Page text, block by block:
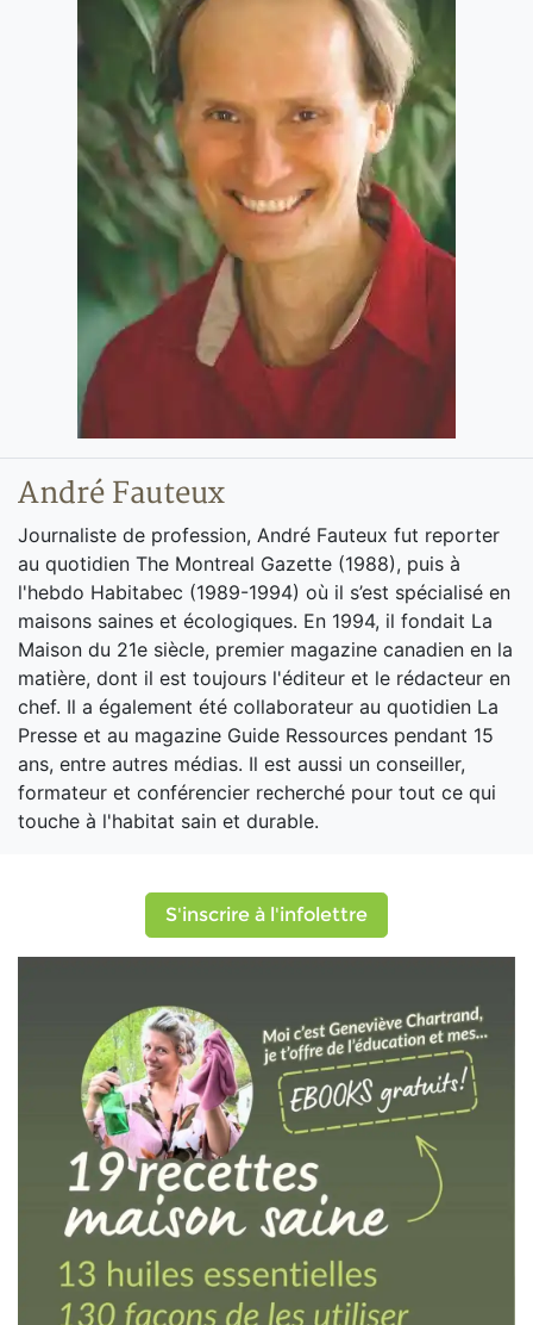
André Fauteux
Journaliste de profession, André Fauteux fut reporter
au quotidien The Montreal Gazette (1988), puis à
l'hebdo Habitabec (1989-1994) où il s’est spécialisé en
maisons saines et écologiques. En 1994, il fondait La
Maison du 21e siècle, premier magazine canadien en la
matière, dont il est toujours l'éditeur et le rédacteur en
chef. Il a également été collaborateur au quotidien La
Presse et au magazine Guide Ressources pendant 15
ans, entre autres médias. Il est aussi un conseiller,
formateur et conférencier recherché pour tout ce qui
touche à l'habitat sain et durable.
S'inscrire à l'infolettre